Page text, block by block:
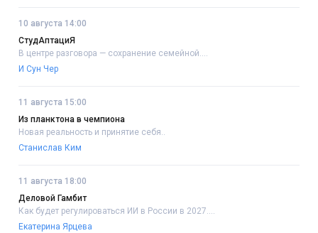
10 августа 14:00
СтудАптациЯ
В центре разговора — сохранение семейной....
И Сун Чер
11 августа 15:00
Из планктона в чемпиона
Новая реальность и принятие себя..
Станислав Ким
11 августа 18:00
Деловой Гамбит
Как будет регулироваться ИИ в России в 2027....
Екатерина Ярцева